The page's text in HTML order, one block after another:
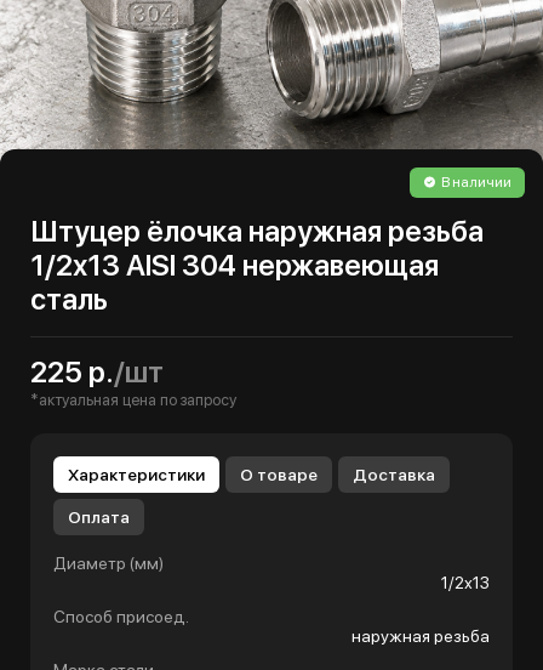
В наличии
Штуцер ёлочка наружная резьба
1/2х13 AISI 304 нержавеющая
сталь
225 р./шт
*актуальная цена по запросу
Характеристики О товаре Доставка
Оплата
Диаметр (мм)
1/2х13
Способ присоед.
наружная резьба